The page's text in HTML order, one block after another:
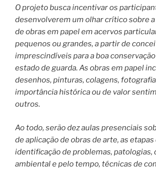
O projeto busca incentivar os
desenvolverem um olhar crítico sobre
de obras em papel em acervos
pequenos ou grandes, a partir de
imprescindíveis para a boa
estado de guarda. As obras em papel
desenhos, pinturas, colagens,
importância histórica ou de valor
outros.
Ao todo, serão dez aulas presenciais
de aplicação de obras de arte, as etapas
identificação de problemas, patologias,
ambiental e pelo tempo, técnicas de